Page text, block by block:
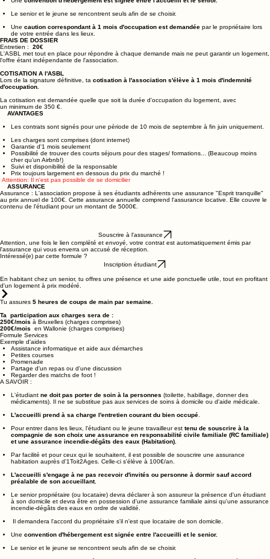
Il demandera l'accord du propriétaire s'il n'est que locataire de son domicile.
Uneconvention d'hébergement est signée entre l'accueilli et le senior.
Le senior et le jeune se rencontrent seuls afin de se choisir.
Unecaution correspondant à 1 mois d'occupation est demandée
de votre entrée dans les lieux. ​
FRAIS DE DOSSIER
Entretien :20€
L'ASBL met tout en place pour répondre à chaque demande mais ne peut garantir un logement,
l'offre étant indépendante de l'association.
COTISATION A l'ASBL
Lors de la signature définitive, tacotisation à l'association s'élève à 1 mois d'indemnité
d'occupation.
La cotisation est demandée quelle que soit la durée d'occupation du logement, avec
un minimum de 350 €.
AVANTAGES
Les contrats sont signés pour une période de 10 mois de septembre à fin juin uniquement.
Les charges sont comprises (dont internet)
Garantie d'1 mois seulement
Possibilité de trouver des courts séjours pour des stages/ formations... (Beaucoup moins
cher qu’un Airbnb!)
Suivi et disponibilité de la responsable
Prix toujours largement en dessous du prix du marché !
Attention: Il n'est pas possible de se domicilier
ASSURANCE
Assurance : L'association propose à ses étudiants adhérents une assurance "Esprit tranquille"
Souscrire à l'assurance
Attention, une fois le lien complété et envoyé, votre contrat est automatiquement émis par
l'assurance qui vous enverra un accusé de réception.
Inscription étudiant
En habitant chez un senior, tu offres une présence et une aide ponctuelle utile, tout en profitant
d'un logement à prix modéré.
Tu assures5 heures de coups de main par semaine.
Ta participation aux charges sera de :
250€/moisà Bruxelles (charges comprises)
200€/mois ​ en Wallonie (charges comprises)
Formule Services
Exemple d'aides
Assistance informatique et aide aux démarches
Petites courses
Promenade
Partage d'un repas ou d'une discussion
Regarder des matchs de foot !
A SAVOIR :
​L'étudiantne doit pas porter de soin à la personnes (toilette, habillage, donner des
médicaments). Il ne se substitue pas aux services de soins à domicile ou d'aide médicale.
L'accueilli prend à sa charge l'entretien courant du bien occupé .
Pour entrer dans les lieux, l'étudiant ou le jeune travailleur est
compagnie de son choix une assurance en responsabilité civile familiale (RC familiale)
et une assurance incendie-dégâts des eaux (Habitation).
Par facilité et pour ceux qui le souhaitent, il est possible de souscrire une assurance
habitation auprès d'1Toit2Ages. Celle-ci s'élève à 100€/an.
L'accueilli s'engage à ne pas recevoir d'invités ou personne à dormir sauf accord
préalable de son accueillant.
Le senior propriétaire (ou locataire) devra déclarer à son assureur la présence d'un étudiant
à son domicile et devra être en possession d'une assurance familiale ainsi qu'une assurance
incendie-dégâts des eaux en ordre de validité.
Il demandera l'accord du propriétaire s'il n'est que locataire de son domicile.
Uneconvention d'hébergement est signée entre l'accueilli et le senior.